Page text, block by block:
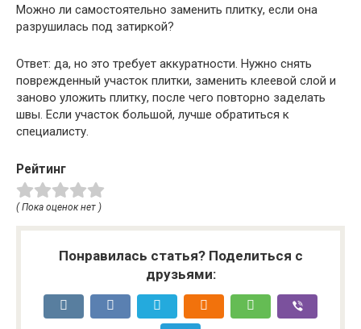
Можно ли самостоятельно заменить плитку, если она
разрушилась под затиркой?
Ответ: да, но это требует аккуратности. Нужно снять
поврежденный участок плитки, заменить клеевой слой и
заново уложить плитку, после чего повторно заделать
швы. Если участок большой, лучше обратиться к
специалисту.
Рейтинг
( Пока оценок нет )
Понравилась статья? Поделиться с
друзьями: